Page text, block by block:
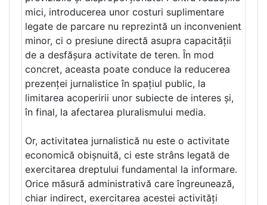
mici, introducerea unor costuri suplimentare
legate de parcare nu reprezintă un inconvenient
minor, ci o presiune directă asupra capacității
de a desfășura activitate de teren. În mod
concret, aceasta poate conduce la reducerea
prezenței jurnalistice în spațiul public, la
limitarea acoperirii unor subiecte de interes și,
în final, la afectarea pluralismului media.
Or, activitatea jurnalistică nu este o activitate
economică obișnuită, ci este strâns legată de
exercitarea dreptului fundamental la informare.
Orice măsură administrativă care îngreunează,
chiar indirect, exercitarea acestei activități